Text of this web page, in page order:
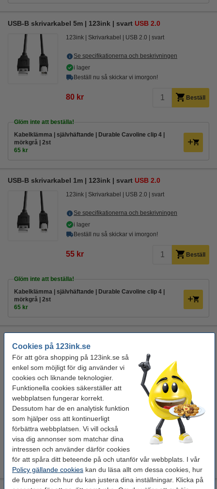
Cookies på 123ink.se
För att göra shopping på 123ink.se så
enkel som möjligt för dig använder vi
cookies och liknande teknologier.
Funktionella cookies säkerställer att
webbplatsen fungerar korrekt.
Dessutom har de en analytisk funktion
som hjälper oss att kontinuerligt
förbättra webbplatsen. Vi vill också
visa dig annonser som matchar dina
intressen och använder därför cookies
för att spåra ditt beteende på och utanför vår webbplats. I vår
Policy gällande cookies kan du läsa allt om dessa cookies, hur
de fungerar och hur du kan justera dina inställningar. Klicka på
USB-B skrivarkabel 5m | 123ink | svart USB 2.0
123ink Skrivarkabel USB 2.0 svart
Se specifikationerna och beskrivningen
i lager
Beställ nu så skickar vi imorgon!
80 kr Beställ
Glöm inte att beställa!
Kabelklämma | självhäftande | Durable Cavoline clip 4 |
mörkgrå | 2st
65 kr
USB-B skrivarkabel 1m | 123ink | svart USB 2.0
123ink Skrivarkabel USB 2.0 svart
Se specifikationerna och beskrivningen
i lager
Beställ nu så skickar vi imorgon!
55 kr Beställ
Glöm inte att beställa!
Kabelklämma | självhäftande | Durable Cavoline clip 4 |
mörkgrå | 2st
65 kr
Se specifikationerna och beskrivningen
i lager
Beställ nu så skickar vi imorgon!
45 kr Beställ
Glöm inte att beställa!
Mobilladdare 5W 1-port | USB-A | Goobay
110 kr